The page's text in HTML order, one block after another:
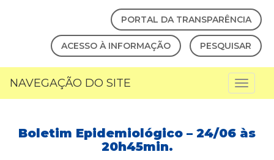
PORTAL DA TRANSPARÊNCIA
ACESSO À INFORMAÇÃO PESQUISAR
NAVEGAÇÃO DO SITE
Boletim Epidemiológico – 24/06 às
20h45min.